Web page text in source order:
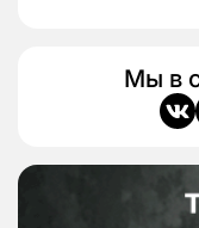
Мы в